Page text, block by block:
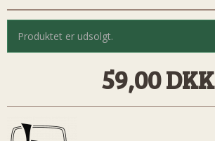
Produktet er udsolgt.
59,00 DKK